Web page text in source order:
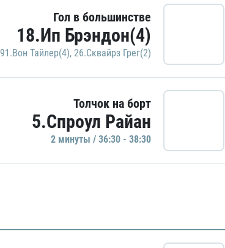
Гол в большинстве
18.Ип Брэндон(4)
91.Вон Тайлер(4), 26.Сквайрз Грег(2)
Толчок на борт
5.Спроул Райан
2 минуты / 36:30 - 38:30